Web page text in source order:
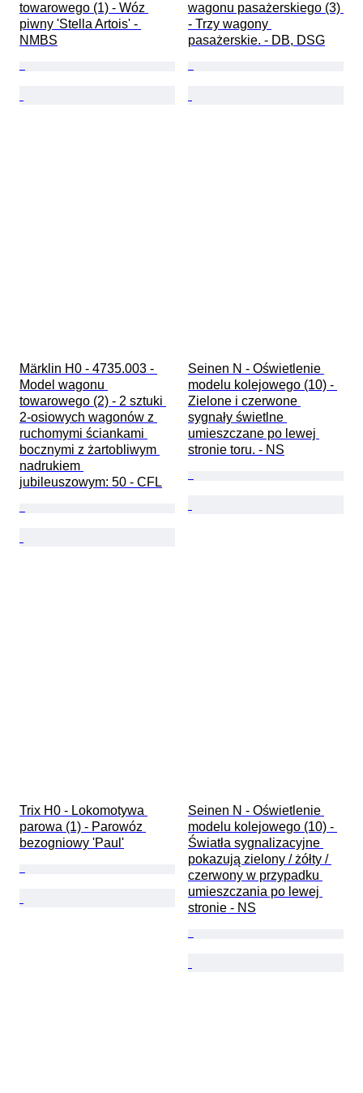
towarowego (1) - Wóz
piwny 'Stella Artois' -
NMBS
wagonu pasażerskiego (3)
- Trzy wagony
pasażerskie. - DB, DSG
Märklin H0 - 4735.003 -
Model wagonu
towarowego (2) - 2 sztuki
2-osiowych wagonów z
ruchomymi ściankami
bocznymi z żartobliwym
nadrukiem
jubileuszowym: 50 - CFL
Seinen N - Oświetlenie
modelu kolejowego (10) -
Zielone i czerwone
sygnały świetlne
umieszczane po lewej
stronie toru. - NS
Trix H0 - Lokomotywa
parowa (1) - Parowóz
bezogniowy 'Paul'
Seinen N - Oświetlenie
modelu kolejowego (10) -
Światła sygnalizacyjne
pokazują zielony / żółty /
czerwony w przypadku
umieszczania po lewej
stronie - NS